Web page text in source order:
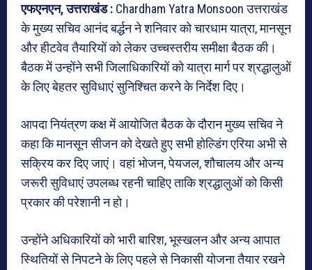
एफएनएन, उत्तराखंड : Chardham Yatra Monsoon उत्तराखंड
के मुख्य सचिव आनंद बर्द्धन ने शनिवार को चारधाम यात्रा, मानसून
और हीटवेव तैयारियों को लेकर उच्चस्तरीय समीक्षा बैठक की।
बैठक में उन्होंने सभी जिलाधिकारियों को यात्रा मार्ग पर श्रद्धालुओं
के लिए बेहतर सुविधाएं सुनिश्चित करने के निर्देश दिए।
आपदा नियंत्रण कक्ष में आयोजित बैठक के दौरान मुख्य सचिव ने
कहा कि मानसून सीजन को देखते हुए सभी होल्डिंग एरिया अभी से
सक्रिय कर दिए जाएं। वहां भोजन, पेयजल, शौचालय और अन्य
जरूरी सुविधाएं उपलब्ध रहनी चाहिए ताकि श्रद्धालुओं को किसी
प्रकार की परेशानी न हो।
उन्होंने अधिकारियों को भारी बारिश, भूस्खलन और अन्य आपात
स्थितियों से निपटने के लिए पहले से निकासी योजना तैयार रखने